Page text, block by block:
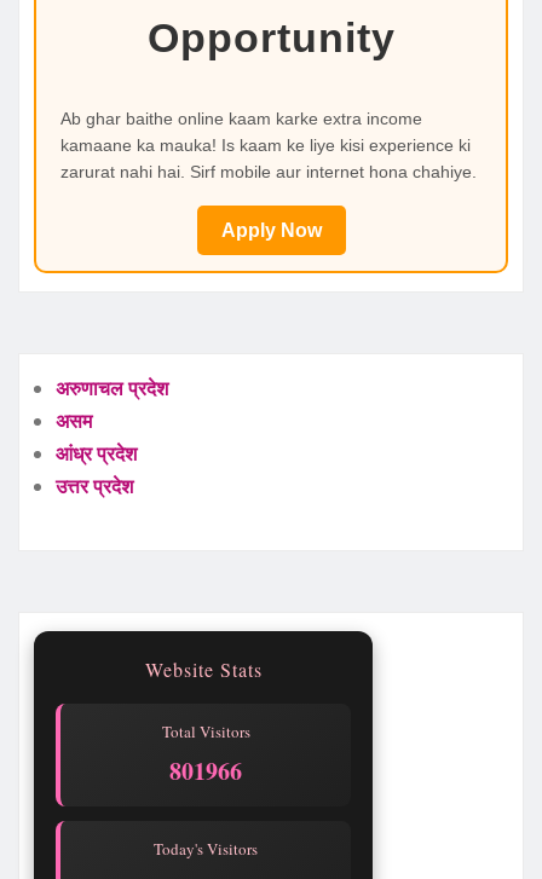
Opportunity
Ab ghar baithe online kaam karke extra income
kamaane ka mauka! Is kaam ke liye kisi experience ki
zarurat nahi hai. Sirf mobile aur internet hona chahiye.
Apply Now
अरुणाचल प्रदेश
असम
आंध्र प्रदेश
उत्तर प्रदेश
Website Stats
Total Visitors
801967
Today's Visitors